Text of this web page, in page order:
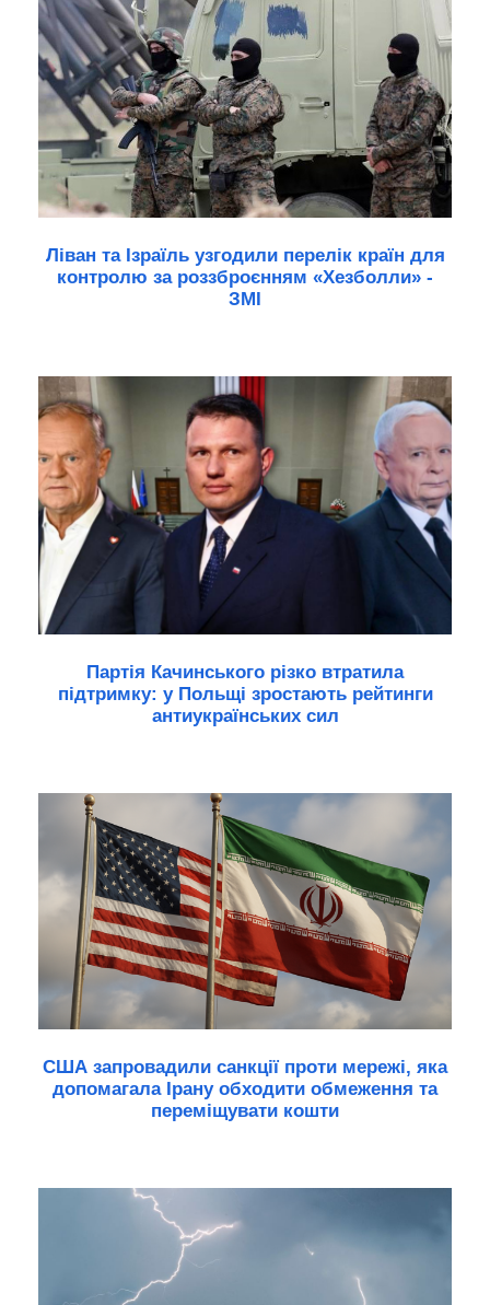
Ліван та Ізраїль узгодили перелік країн для
контролю за роззброєнням «Хезболли» -
ЗМІ
Партія Качинського різко втратила
підтримку: у Польщі зростають рейтинги
антиукраїнських сил
США запровадили санкції проти мережі, яка
допомагала Ірану обходити обмеження та
переміщувати кошти